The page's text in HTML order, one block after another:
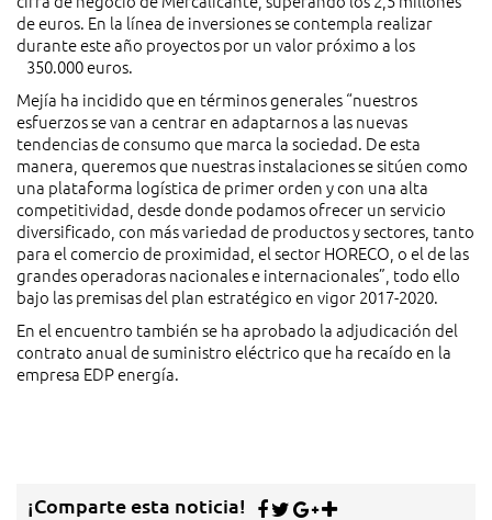
de euros. En la línea de inversiones se contempla realizar
durante este año proyectos por un valor próximo a los
350.000 euros.
Mejía ha incidido que en términos generales “nuestros
esfuerzos se van a centrar en adaptarnos a las nuevas
tendencias de consumo que marca la sociedad. De esta
manera, queremos que nuestras instalaciones se sitúen como
una plataforma logística de primer orden y con una alta
competitividad, desde donde podamos ofrecer un servicio
diversificado, con más variedad de productos y sectores, tanto
para el comercio de proximidad, el sector HORECO, o el de las
grandes operadoras nacionales e internacionales”, todo ello
bajo las premisas del plan estratégico en vigor 2017-2020.
En el encuentro también se ha aprobado la adjudicación del
contrato anual de suministro eléctrico que ha recaído en la
empresa EDP energía.
¡Comparte esta noticia!